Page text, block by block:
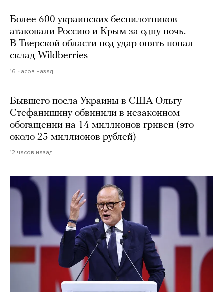
Более 600 украинских беспилотников
атаковали Россию и Крым за одну ночь.
В Тверской области под удар опять попал
склад Wildberries
16 часов назад
Бывшего посла Украины в США Ольгу
Стефанишину обвинили в незаконном
обогащении на 14 миллионов гривен (это
около 25 миллионов рублей)
12 часов назад